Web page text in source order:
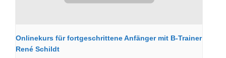
Onlinekurs für fortgeschrittene Anfänger mit B-Trainer
René Schildt